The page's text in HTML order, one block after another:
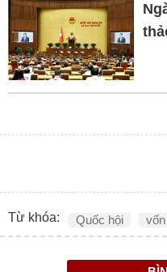
Từ khóa: Quốc hội